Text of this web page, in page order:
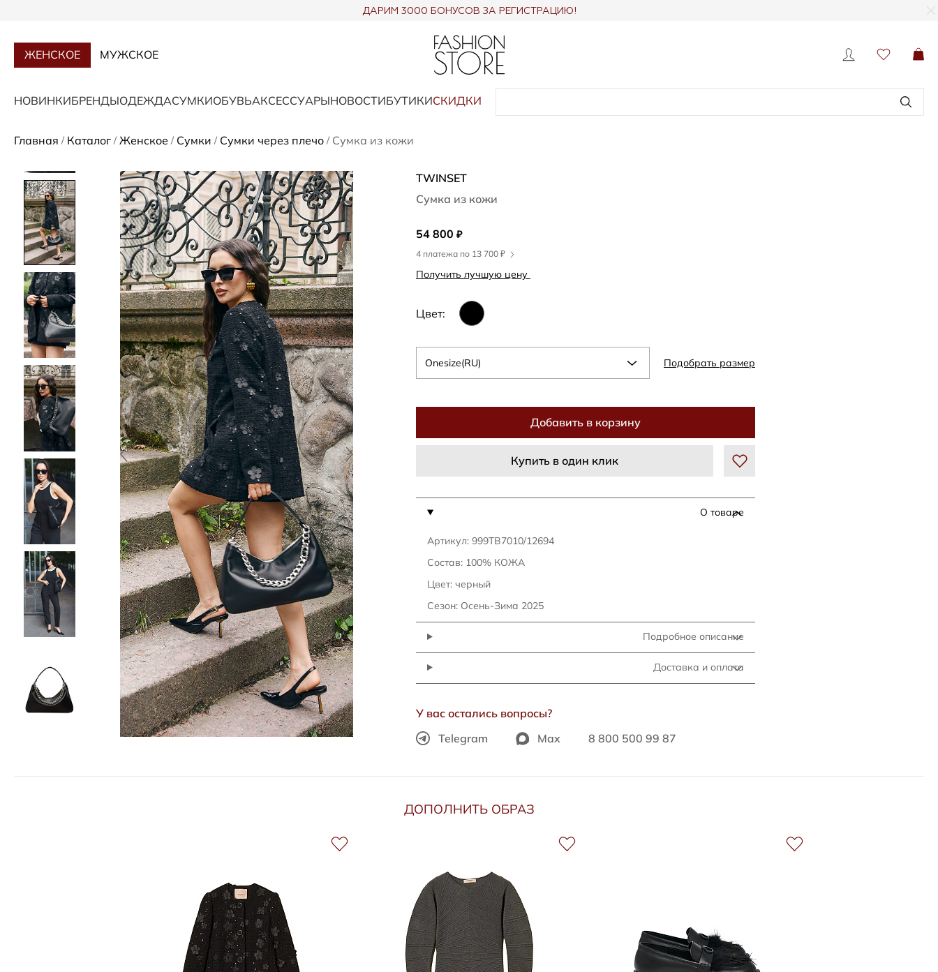
ДАРИМ 3000 БОНУСОВ ЗА РЕГИСТРАЦИЮ!
ЖЕНСКОЕ МУЖСКОЕ
НОВИНКИБРЕНДЫОДЕЖДАСУМКИОБУВЬАКСЕССУАРЫНОВОСТИБУТИКИСКИДКИ
Главная / Каталог / Женское / Сумки / Сумки через плечо / Сумка из кожи
TWINSET
Сумка из кожи
54 800 ₽
4 платежа по 13 700 ₽
Получить лучшую цену
Цвет:
Onesize(RU) Подобрать размер
Добавить в корзину
Купить в один клик
О товаре
Артикул: 999TB7010/12694
Состав: 100% КОЖА
Цвет: черный
Сезон: Осень-Зима 2025
Подробное описание
Доставка и оплата
У вас остались вопросы?
Telegram
Max 8 800 500 99 87
ДОПОЛНИТЬ ОБРАЗ